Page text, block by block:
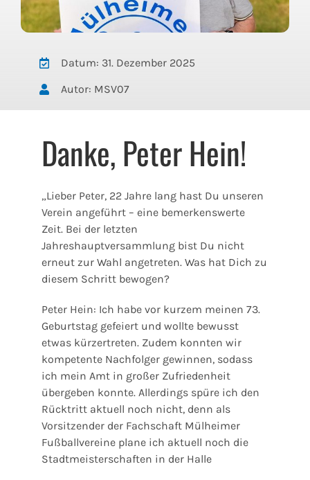
Datum: 31. Dezember 2025
Autor: MSV07
Danke, Peter Hein!
„Lieber Peter, 22 Jahre lang hast Du unseren
Verein angeführt – eine bemerkenswerte
Zeit. Bei der letzten
Jahreshauptversammlung bist Du nicht
erneut zur Wahl angetreten. Was hat Dich zu
diesem Schritt bewogen?
Peter Hein: Ich habe vor kurzem meinen 73.
Geburtstag gefeiert und wollte bewusst
etwas kürzertreten. Zudem konnten wir
kompetente Nachfolger gewinnen, sodass
ich mein Amt in großer Zufriedenheit
übergeben konnte. Allerdings spüre ich den
Rücktritt aktuell noch nicht, denn als
Vorsitzender der Fachschaft Mülheimer
Fußballvereine plane ich aktuell noch die
Stadtmeisterschaften in der Halle